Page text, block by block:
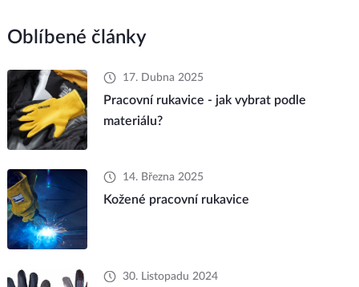
Oblíbené články
17. Dubna 2025
Pracovní rukavice - jak vybrat podle
materiálu?
14. Března 2025
Kožené pracovní rukavice
30. Listopadu 2024